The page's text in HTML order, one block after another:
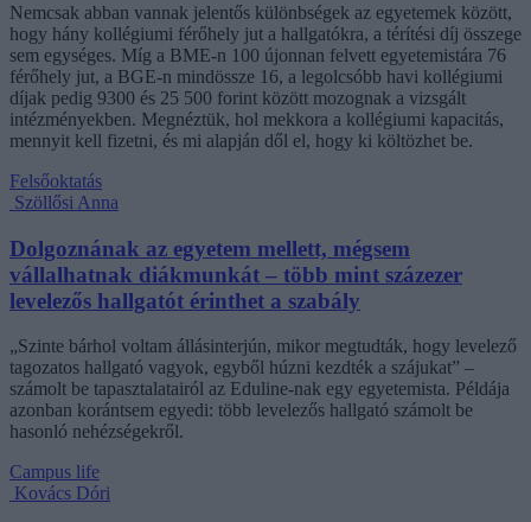
Nemcsak abban vannak jelentős különbségek az egyetemek között,
hogy hány kollégiumi férőhely jut a hallgatókra, a térítési díj összege
sem egységes. Míg a BME-n 100 újonnan felvett egyetemistára 76
férőhely jut, a BGE-n mindössze 16, a legolcsóbb havi kollégiumi
díjak pedig 9300 és 25 500 forint között mozognak a vizsgált
intézményekben. Megnéztük, hol mekkora a kollégiumi kapacitás,
mennyit kell fizetni, és mi alapján dől el, hogy ki költözhet be.
Felsőoktatás
Szöllősi Anna
Dolgoznának az egyetem mellett, mégsem
vállalhatnak diákmunkát – több mint százezer
levelezős hallgatót érinthet a szabály
„Szinte bárhol voltam állásinterjún, mikor megtudták, hogy levelező
tagozatos hallgató vagyok, egyből húzni kezdték a szájukat” –
számolt be tapasztalatairól az Eduline-nak egy egyetemista. Példája
azonban korántsem egyedi: több levelezős hallgató számolt be
hasonló nehézségekről.
Campus life
Kovács Dóri